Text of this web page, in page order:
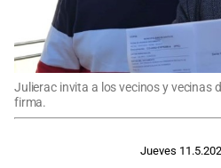
Julierac invita a los vecinos y vecinas
firma.
Jueves